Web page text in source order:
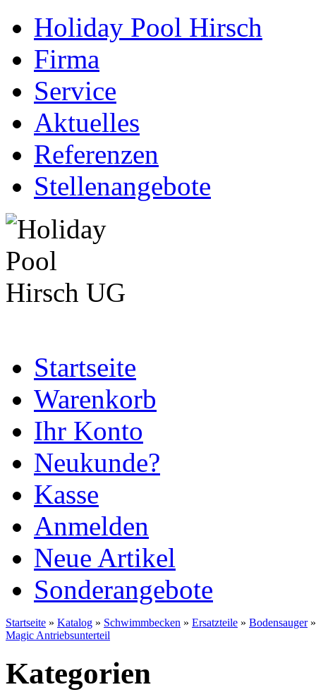
Holiday Pool Hirsch
Firma
Service
Aktuelles
Referenzen
Stellenangebote
Startseite
Warenkorb
Ihr Konto
Neukunde?
Kasse
Anmelden
Neue Artikel
Sonderangebote
Startseite » Katalog » Schwimmbecken » Ersatzteile » Bodensauger
Magic Antriebsunterteil
Kategorien